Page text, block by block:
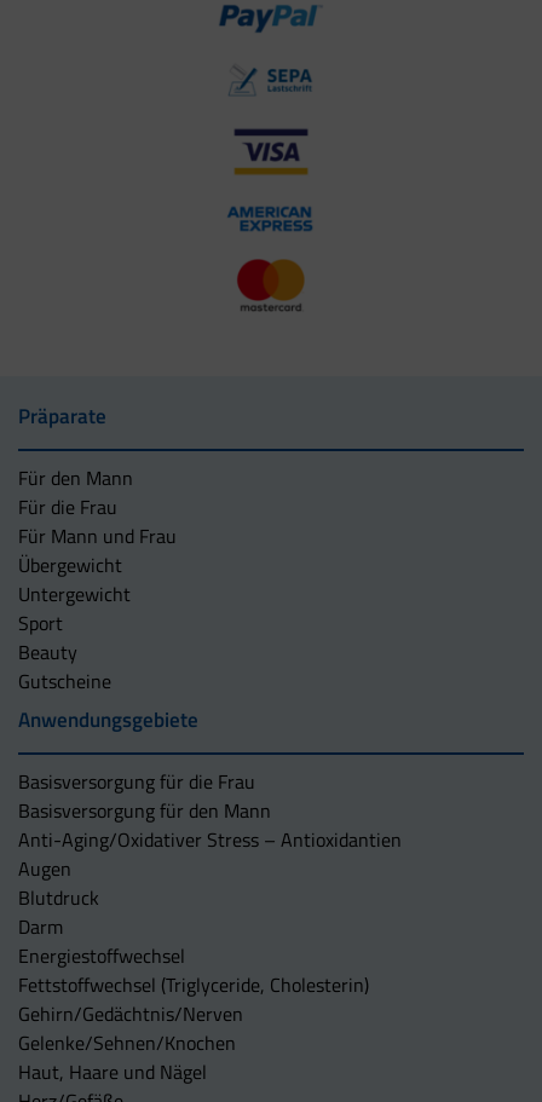
Präparate
Für den Mann
Für die Frau
Für Mann und Frau
Übergewicht
Untergewicht
Sport
Beauty
Gutscheine
Anwendungsgebiete
Basisversorgung für die Frau
Basisversorgung für den Mann
Anti-Aging/Oxidativer Stress – Antioxidantien
Augen
Blutdruck
Darm
Energiestoffwechsel
Fettstoffwechsel (Triglyceride, Cholesterin)
Gehirn/Gedächtnis/Nerven
Gelenke/Sehnen/Knochen
Haut, Haare und Nägel